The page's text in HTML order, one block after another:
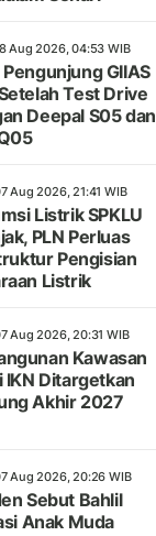
Aug 2026, 04:53 WIB
Pengunjung GIIAS
Test Drive
Deepal S05 dan
Aug 2026, 21:41 WIB
Listrik SPKLU
PLN Perluas
Pengisian
Listrik
Aug 2026, 20:31 WIB
Kawasan
IKN Ditargetkan
Akhir 2027
Aug 2026, 20:26 WIB
Sebut Bahlil
Anak Muda